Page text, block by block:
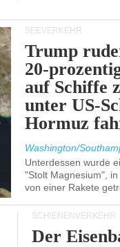
SEEVERKEHR
Trump
20-
auf Schiffe
unter US-
Hormuz
Washington/
Unterdessen wurde
"Stolt Magnesium",
von einer Rakete
SCHIENENVERKEHR
Der